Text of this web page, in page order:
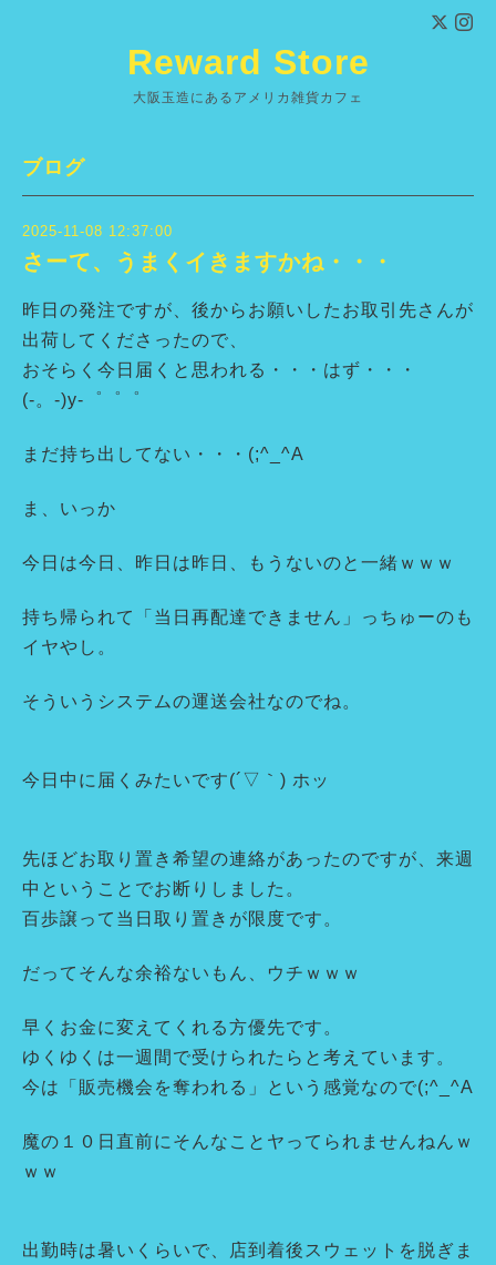
Reward Store
大阪玉造にあるアメリカ雑貨カフェ
ブログ
2025-11-08 12:37:00
さーて、うまくイきますかね・・・
昨日の発注ですが、後からお願いしたお取引先さんが
出荷してくださったので、
おそらく今日届くと思われる・・・はず・・・
(-。-)y-゜゜゜
まだ持ち出してない・・・(;^_^A
ま、いっか
今日は今日、昨日は昨日、もうないのと一緒ｗｗｗ
持ち帰られて「当日再配達できません」っちゅーのも
イヤやし。
そういうシステムの運送会社なのでね。
今日中に届くみたいです(´▽｀) ホッ
先ほどお取り置き希望の連絡があったのですが、来週
中ということでお断りしました。
百歩譲って当日取り置きが限度です。
だってそんな余裕ないもん、ウチｗｗｗ
早くお金に変えてくれる方優先です。
ゆくゆくは一週間で受けられたらと考えています。
今は「販売機会を奪われる」という感覚なので(;^_^A
魔の１０日直前にそんなことヤってられませんねんｗ
ｗｗ
出勤時は暑いくらいで、店到着後スウェットを脱ぎま